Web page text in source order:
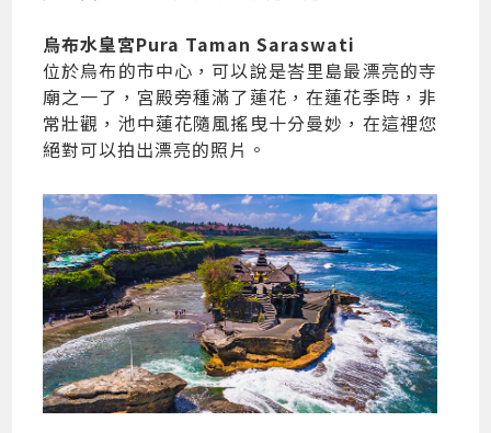
烏布水皇宮Pura Taman Saraswati
位於烏布的市中心，可以說是峇里島最漂亮的寺
廟之一了，宮殿旁種滿了蓮花，在蓮花季時，非
常壯觀，池中蓮花隨風搖曳十分曼妙，在這裡您
絕對可以拍出漂亮的照片。